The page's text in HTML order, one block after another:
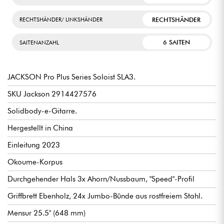
RECHTSHÄNDER/ LINKSHÄNDER RECHTSHÄNDER
SAITENANZAHL 6 SAITEN
JACKSON Pro Plus Series Soloist SLA3.
SKU Jackson 2914427576
Solidbody-e-Gitarre.
Hergestellt in China
Einleitung 2023
Okoume-Korpus
Durchgehender Hals 3x Ahorn/Nussbaum, "Speed"-Profil
Griffbrett Ebenholz, 24x Jumbo-Bünde aus rostfreiem Stahl.
Mensur 25.5" (648 mm)